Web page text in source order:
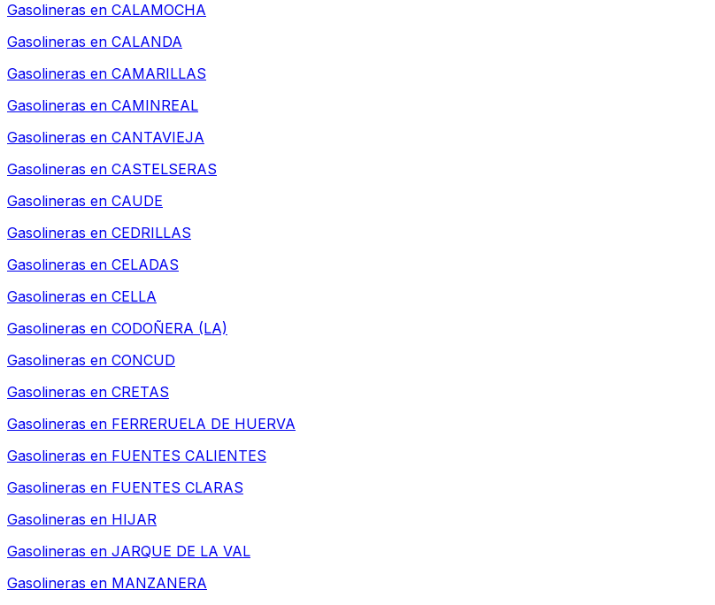
Gasolineras en CALAMOCHA
Gasolineras en CALANDA
Gasolineras en CAMARILLAS
Gasolineras en CAMINREAL
Gasolineras en CANTAVIEJA
Gasolineras en CASTELSERAS
Gasolineras en CAUDE
Gasolineras en CEDRILLAS
Gasolineras en CELADAS
Gasolineras en CELLA
Gasolineras en CODOÑERA (LA)
Gasolineras en CONCUD
Gasolineras en CRETAS
Gasolineras en FERRERUELA DE HUERVA
Gasolineras en FUENTES CALIENTES
Gasolineras en FUENTES CLARAS
Gasolineras en HIJAR
Gasolineras en JARQUE DE LA VAL
Gasolineras en MANZANERA